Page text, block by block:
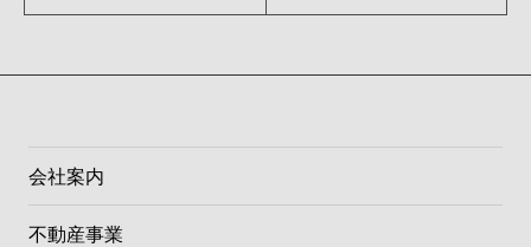
会社案内
不動産事業